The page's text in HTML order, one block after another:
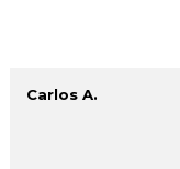
Carlos A.